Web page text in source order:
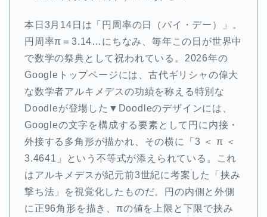
本日3月14日は「円周率の日（パイ・デー）」。
円周率π＝3.14…にちなみ、毎年この日が世界中
で数学の祭典として祝われている。2026年の
Googleトップページには、古代ギリシャの偉大
な数学者アルキメデスの功績を称える特別な
Doodleが登場した▼Doodleのデザインには、
Googleの文字を構成する要素として円に内接・
外接する多角形が描かれ、その横に「3 ＜ π ＜
3.4641」という不等式が添えられている。これ
はアルキメデスが紀元前3世紀に考案した「挟み
撃ち法」を視覚化したものだ。円の内側と外側
に正96角形を描き、πの値を上限と下限で挟み